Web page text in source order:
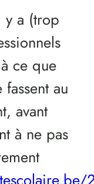
y a (trop
ce que
au
avant
à ne pas